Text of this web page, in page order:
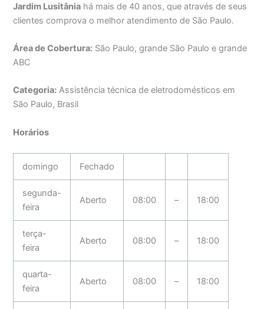
Jardim Lusitânia há mais de 40 anos, que através de seus
clientes comprova o melhor atendimento de São Paulo.
Área de Cobertura: São Paulo, grande São Paulo e grande
ABC
Categoria: Assistência técnica de eletrodomésticos em
São Paulo, Brasil
Horários
domingo Fechado
segunda-
feira
Aberto 08:00 – 18:00
terça-
feira
Aberto 08:00 – 18:00
quarta-
feira
Aberto 08:00 – 18:00